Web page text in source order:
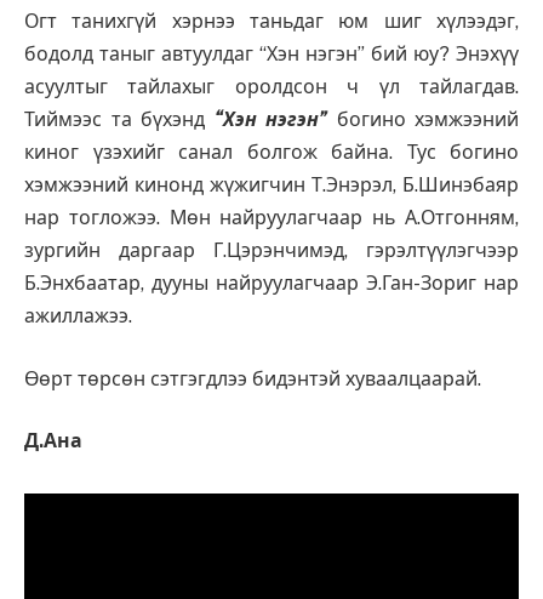
Огт танихгүй хэрнээ таньдаг юм шиг хүлээдэг,
бодолд таныг автуулдаг “Хэн нэгэн” бий юу? Энэхүү
асуултыг тайлахыг оролдсон ч үл тайлагдав.
Тиймээс та бүхэнд “Хэн нэгэн” богино хэмжээний
киног үзэхийг санал болгож байна. Тус богино
хэмжээний кинонд жүжигчин Т.Энэрэл, Б.Шинэбаяр
нар тогложээ. Мөн найруулагчаар нь А.Отгонням,
зургийн даргаар Г.Цэрэнчимэд, гэрэлтүүлэгчээр
Б.Энхбаатар, дууны найруулагчаар Э.Ган-Зориг нар
ажиллажээ.
Өөрт төрсөн сэтгэгдлээ бидэнтэй хуваалцаарай.
Д.Ана